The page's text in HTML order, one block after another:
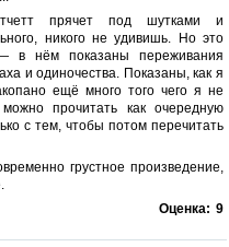
прячет под шутками и
никого не удивишь. Но это
в нём показаны переживания
и одиночества. Показаны, как я
ещё много того чего я не
прочитать как очередную
с тем, чтобы потом перечитать
грустное произведение,
Оценка: 9